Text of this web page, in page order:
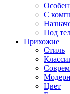
С
Под
Прихожие
Стиль
Модерн
Цвет